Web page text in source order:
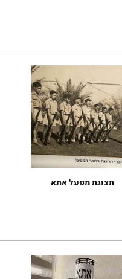
תצוגת מפעל אתא